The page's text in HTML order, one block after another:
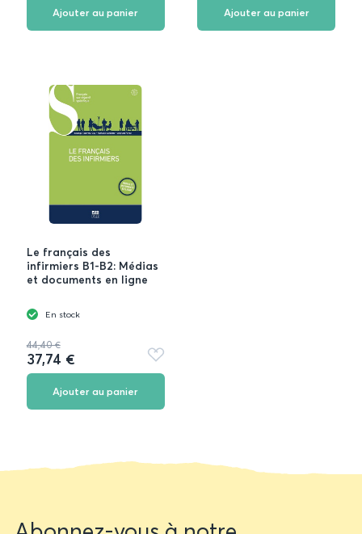
Ajouter au panier Ajouter au panier
Le français des
infirmiers B1-B2: Médias
et documents en ligne
En stock
44,40 €
37,74 €
Ajouter
aux
Ajouter au panier